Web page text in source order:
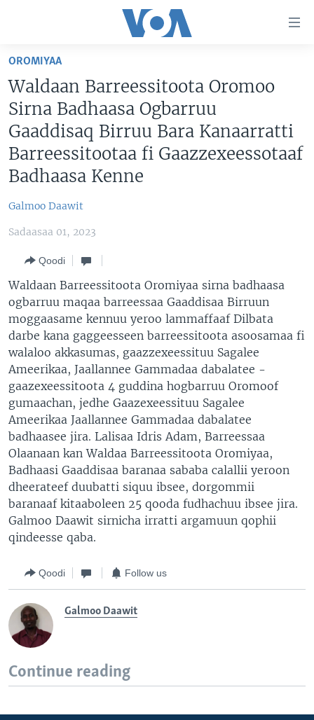
seenan
gabaasaatti
darbi
Gara
ijootti
deebi'i
barbaadduutti
cehi
ITOOPHIYAA|EERTIRAA
AFRIKAA
YUNAAYTID ISTEETS
ADDUNYAA
TAMSAASA GUYAADHAA GUYYAA
VIIDIYOO
VOA60 AFRIKAA
VOA60 AMEERIKAA
VOA60 ADDUNYAA
TAMSAASA SAGALEEN
IBSA GULAALAA MOOTUMMAA YUNAAYTID ISTEETS
Afaanoota
OROMIYAA
Waldaan Barreessitoota Oromoo
Sirna Badhaasa Ogbarruu
Gaaddisaq Birruu Bara Kanaarratti
Barreessitootaa fi Gaazzexeessotaaf
Badhaasa Kenne
Galmoo Daawit
Sadaasaa 01, 2023
Qoodi
Waldaan Barreessitoota Oromiyaa sirna badhaasa
ogbarruu maqaa barreessaa Gaaddisaa Birruun
moggaasame kennuu yeroo lammaffaaf Dilbata
darbe kana gaggeesseen barreessitoota asoosamaa fi
walaloo akkasumas, gaazzexeessituu Sagalee
Ameerikaa, Jaallannee Gammadaa dabalatee -
gaazexeessitoota 4 guddina hogbarruu Oromoof
gumaachan, jedhe Gaazexeessituu Sagalee
Ameerikaa Jaallannee Gammadaa dabalatee
badhaasee jira. Lalisaa Idris Adam, Barreessaa
Olaanaan kan Waldaa Barreessitoota Oromiyaa,
Badhaasi Gaaddisaa baranaa sababa calallii yeroon
dheerateef duubatti siquu ibsee, dorgommii
baranaaf kitaaboleen 25 qooda fudhachuu ibsee jira.
Galmoo Daawit sirnicha irratti argamuun qophii
qindeesse qaba.
Qoodi Follow us
Galmoo Daawit
Continue reading